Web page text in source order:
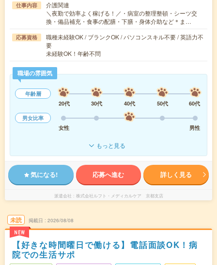
仕事内容
介護関連
＼夜勤で効率よく稼げる！／・病室の整理整頓・シーツ交
換・備品補充・食事の配膳・下膳・身体介助など＊ま…
応募資格
職種未経験OK / ブランクOK / パソコンスキル不要 / 英語力不
要
未経験OK！年齢不問
職場の雰囲気
年齢層
20代
30代 40代 50代
60代
男女比率
女性
男性
もっと見る
気になる! 応募へ進む 詳しく見る
派遣会社 株式会社ルフト・メディカルケア 京都支店
未読
NEW
掲載日 2026/08/08
【好きな時間曜日で働ける】電話面談OK！病
院での生活サポ